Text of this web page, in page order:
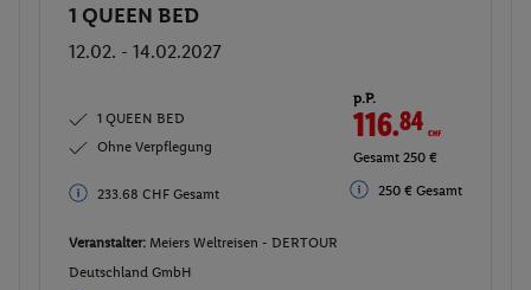
Buchen
1 QUEEN BED
12.02. - 14.02.2027
1 QUEEN BED
Ohne Verpflegung
252 € Gesamt
p.P.
117.77CHF
Gesamt 235.54 CHF
252 € Gesamt
Veranstalter: Meiers Weltreisen - DERTOUR
Deutschland GmbH